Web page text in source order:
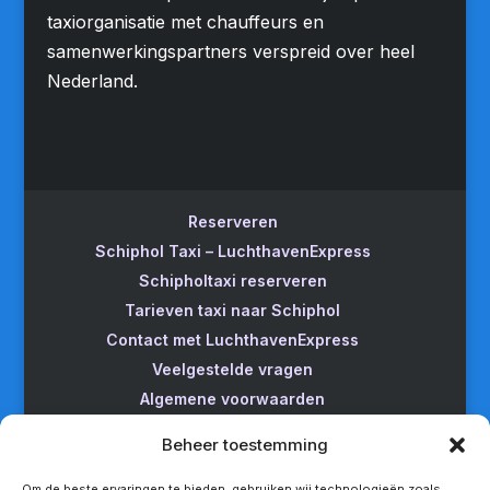
Beheer toestemming
taxiorganisatie met chauffeurs en
samenwerkingspartners verspreid over heel
Nederland.
Reserveren
Schiphol Taxi – LuchthavenExpress
Schipholtaxi reserveren
Tarieven taxi naar Schiphol
Contact met LuchthavenExpress
Veelgestelde vragen
Algemene voorwaarden